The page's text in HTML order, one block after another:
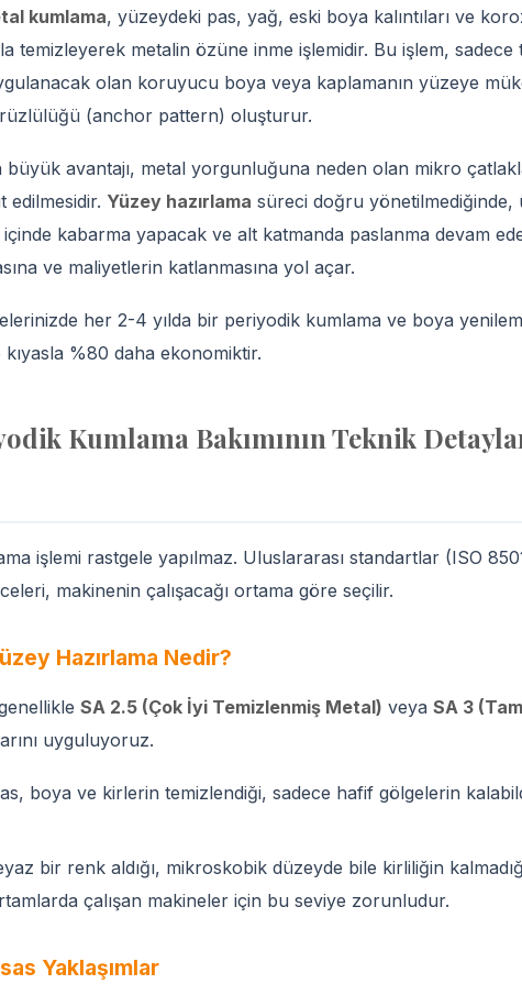
kumlama, yüzeydeki pas, yağ, eski boya kalıntıları ve
temizleyerek metalin özüne inme işlemidir. Bu işlem, sadece
olan koruyucu boya veya kaplamanın yüzeye
(anchor pattern) oluşturur.
büyük avantajı, metal yorgunluğuna neden olan mikro
edilmesidir. Yüzey hazırlama süreci doğru yönetilmediğinde,
kabarma yapacak ve alt katmanda paslanma devam
ve maliyetlerin katlanmasına yol açar.
her 2-4 yılda bir periyodik kumlama ve boya
%80 daha ekonomiktir.
Kumlama Bakımının Teknik
işlemi rastgele yapılmaz. Uluslararası standartlar (ISO
makinenin çalışacağı ortama göre seçilir.
Hazırlama Nedir?
SA 2.5 (Çok İyi Temizlenmiş Metal) veya SA 3
uyguluyoruz.
boya ve kirlerin temizlendiği, sadece hafif gölgelerin
bir renk aldığı, mikroskobik düzeyde bile kirliliğin
çalışan makineler için bu seviye zorunludur.
Yaklaşımlar